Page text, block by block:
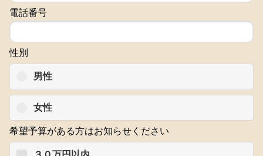
電話番号
性別
男性
女性
希望予算がある方はお知らせください